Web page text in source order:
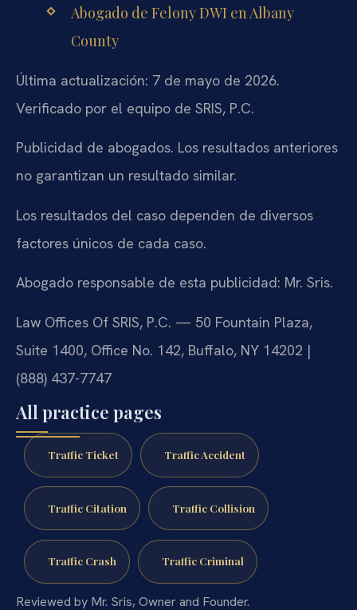
Abogado de Felony DWI en Albany
County
Última actualización: 7 de mayo de 2026.
Verificado por el equipo de SRIS, P.C.
Publicidad de abogados. Los resultados anteriores
no garantizan un resultado similar.
Los resultados del caso dependen de diversos
factores únicos de cada caso.
Abogado responsable de esta publicidad: Mr. Sris.
Law Offices Of SRIS, P.C. — 50 Fountain Plaza,
Suite 1400, Office No. 142, Buffalo, NY 14202 |
(888) 437-7747
All practice pages
Traffic Ticket Traffic Accident
Traffic Citation Traffic Collision
Traffic Crash Traffic Criminal
Reviewed by Mr. Sris, Owner and Founder.